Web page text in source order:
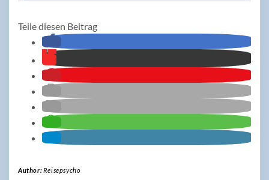
Teile diesen Beitrag
Author:Reisepsycho